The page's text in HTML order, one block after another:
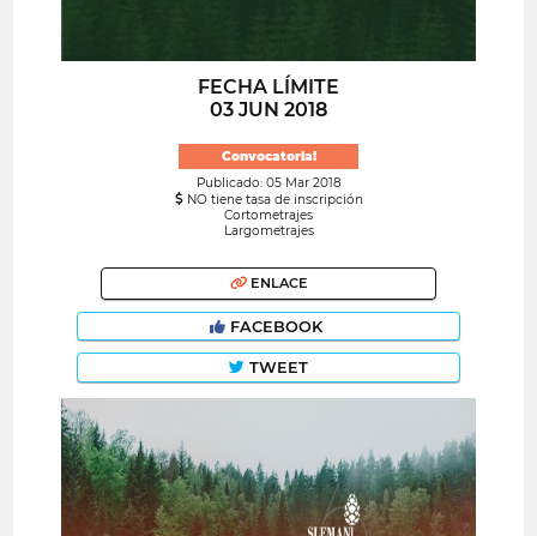
FECHA LÍMITE
03 JUN 2018
Convocatoria!
Publicado: 05 Mar 2018
NO tiene tasa de inscripción
Cortometrajes
Largometrajes
ENLACE
FACEBOOK
TWEET